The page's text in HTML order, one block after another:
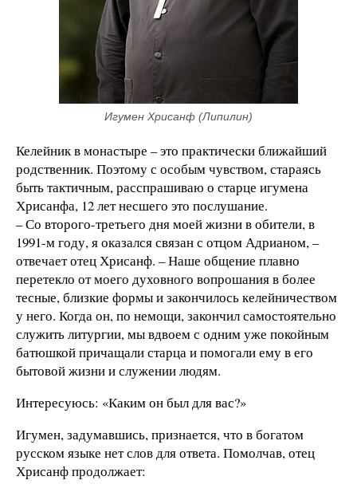
Игумен Хрисанф (Липилин)
Келейник в монастыре – это практически ближайший
родственник. Поэтому с особым чувством, стараясь
быть тактичным, расспрашиваю о старце игумена
Хрисанфа, 12 лет несшего это послушание.
– Со второго-третьего дня моей жизни в обители, в
1991-м году, я оказался связан с отцом Адрианом, –
отвечает отец Хрисанф. – Наше общение плавно
перетекло от моего духовного вопрошания в более
тесные, близкие формы и закончилось келейничеством
у него. Когда он, по немощи, закончил самостоятельно
служить литургии, мы вдвоем с одним уже покойным
батюшкой причащали старца и помогали ему в его
бытовой жизни и служении людям.
Интересуюсь: «Каким он был для вас?»
Игумен, задумавшись, признается, что в богатом
русском языке нет слов для ответа. Помолчав, отец
Хрисанф продолжает: